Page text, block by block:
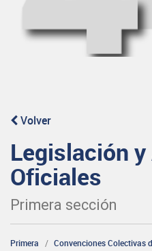
Volver
Legislación
Oficiales
Primera sección
Primera Convenciones Colectivas